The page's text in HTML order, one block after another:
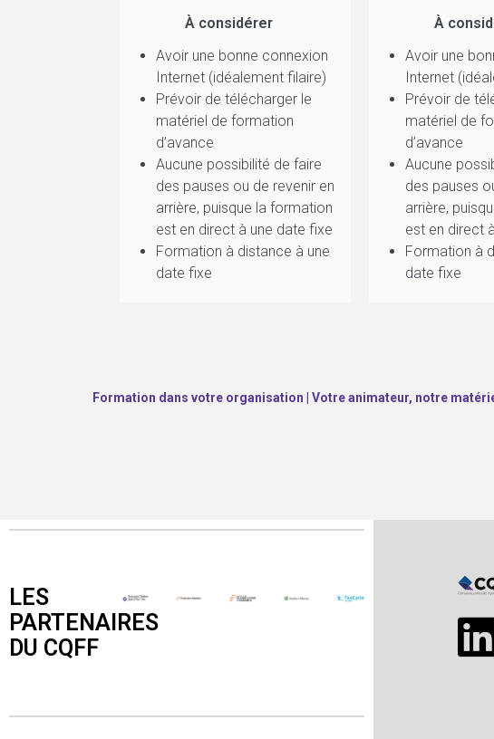
À considérer
Avoir une bonne connexion
Internet (idéalement filaire)
Prévoir de télécharger le
matériel de formation
d’avance
Aucune possibilité de faire
des pauses ou de revenir en
arrière, puisque la formation
est en direct à une date fixe
Formation à distance à une
date fixe
À
Avoir une
Internet
Prévoir de
matériel de
d’avance
Aucune
des pauses
arrière,
est en direct
Formation à
date fixe
Formation dans votre organisation | Votre animateur, notre
LES
PARTENAIRES
DU CQFF